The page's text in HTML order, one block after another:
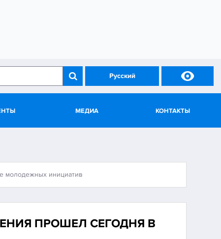
Русский 
МЕДИА КОНТАКТЫ
молодежных инициатив
ПРОШЕЛ СЕГОДНЯ В